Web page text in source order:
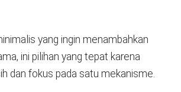
yang ingin menambahkan
ini pilihan yang tepat karena
dan fokus pada satu mekanisme.